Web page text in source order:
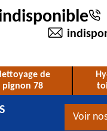
de
pignon 78
Voir